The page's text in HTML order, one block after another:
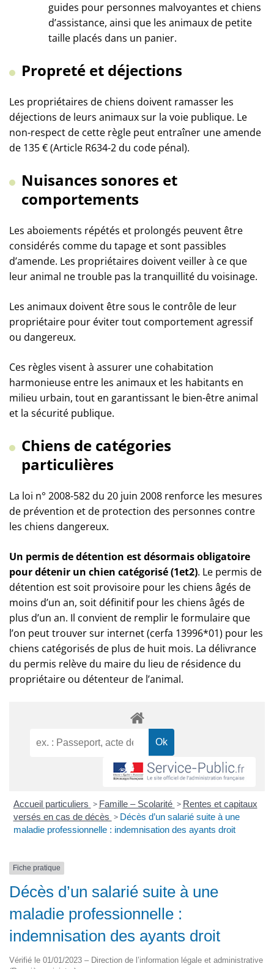
guides pour personnes malvoyantes et chiens
d’assistance, ainsi que les animaux de petite
taille placés dans un panier.
Propreté et déjections
Les propriétaires de chiens doivent ramasser les
déjections de leurs animaux sur la voie publique. Le
non-respect de cette règle peut entraîner une amende
de 135 € (Article R634-2 du code pénal).
Nuisances sonores et
comportements
Les aboiements répétés et prolongés peuvent être
considérés comme du tapage et sont passibles
d’amende. Les propriétaires doivent veiller à ce que
leur animal ne trouble pas la tranquillité du voisinage.
Les animaux doivent être sous le contrôle de leur
propriétaire pour éviter tout comportement agressif
ou dangereux.
Ces règles visent à assurer une cohabitation
harmonieuse entre les animaux et les habitants en
milieu urbain, tout en garantissant le bien-être animal
et la sécurité publique.
Chiens de catégories
particulières
La loi n° 2008-582 du 20 juin 2008 renforce les mesures
de prévention et de protection des personnes contre
les chiens dangereux.
Un permis de détention est désormais obligatoire
pour détenir un chien catégorisé (1et2). Le permis de
détention est soit provisoire pour les chiens âgés de
moins d’un an, soit définitif pour les chiens âgés de
plus d’un an. Il convient de remplir le formulaire que
l’on peut trouver sur internet (cerfa 13996*01) pour les
chiens catégorisés de plus de huit mois. La délivrance
du permis relève du maire du lieu de résidence du
propriétaire ou détenteur de l’animal.
Accueil particuliers > Famille – Scolarité > Rentes et capitaux
versés en cas de décès > Décès d’un salarié suite à une
maladie professionnelle : indemnisation des ayants droit
Fiche pratique
Décès d’un salarié suite à une
maladie professionnelle :
indemnisation des ayants droit
Vérifié le 01/01/2023 – Direction de l’information légale et administrative